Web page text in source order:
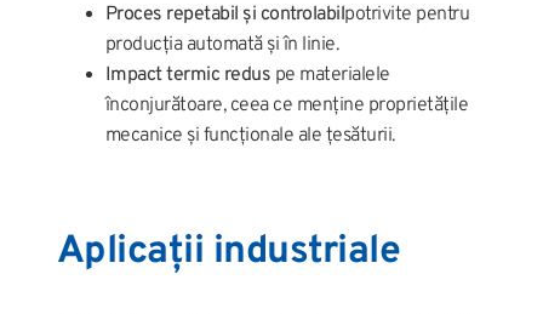
Proces repetabil și controlabilpotrivite pentru
producția automată și în linie.
Impact termic redus pe materialele
înconjurătoare, ceea ce menține proprietățile
mecanice și funcționale ale țesăturii.
Aplicații industriale